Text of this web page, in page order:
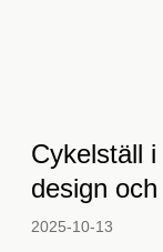
Cykelställ
design
2025-10-13­